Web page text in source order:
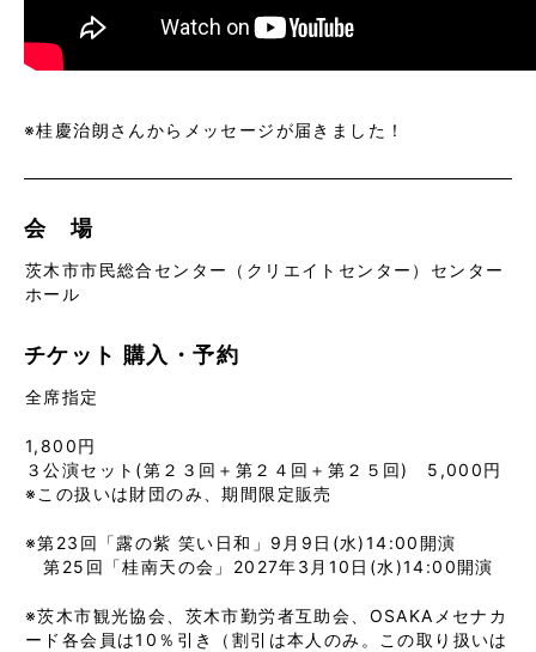
※桂慶治朗さんからメッセージが届きました！
会 場
茨木市市民総合センター（クリエイトセンター）センター
ホール
チケット 購入・予約
全席指定
1,800円
３公演セット(第２３回＋第２４回＋第２５回) 5,000円
※この扱いは財団のみ、期間限定販売
※第23回「露の紫 笑い日和」9月9日(水)14:00開演
第25回「桂南天の会」2027年3月10日(水)14:00開演
※茨木市観光協会、茨木市勤労者互助会、OSAKAメセナカ
ード各会員は10％引き（割引は本人のみ。この取り扱いは